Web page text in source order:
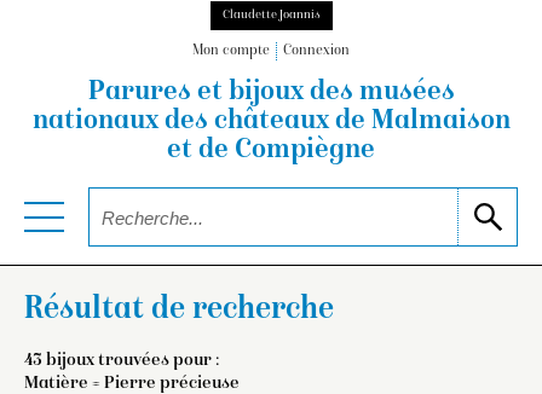
Claudette Joannis
Mon compte Connexion
Parures et bijoux des musées
nationauxdes châteaux de Malmaison
et de Compiègne
Résultat de recherche
43 bijoux trouvées pour :
Matière = Pierre précieuse